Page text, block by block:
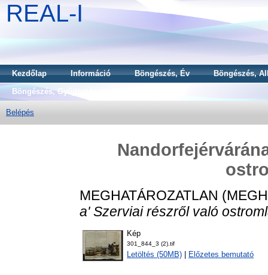
REAL-I
Kezdőlap Információ Böngészés, Év
Böngészés,
Böngészés, Gyűjtemény
Belépés
MEGHATÁROZATLAN
a' Szerviai részről való
Kép
301_844_3 (2).tif
Letöltés (50MB) Előzetes bemutató